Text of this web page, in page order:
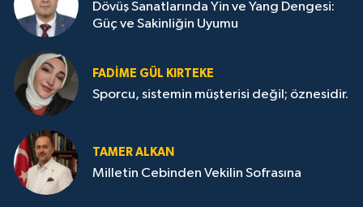
Dövüş Sanatlarında Yin ve Yang Dengesi:
Güç ve Sakinliğin Uyumu
FADIME GÜL KIRTEKE
Sporcu, sistemin müşterisi değil; öznesidir.
TAMER ALKAN
Milletin Cebinden Vekilin Sofrasına